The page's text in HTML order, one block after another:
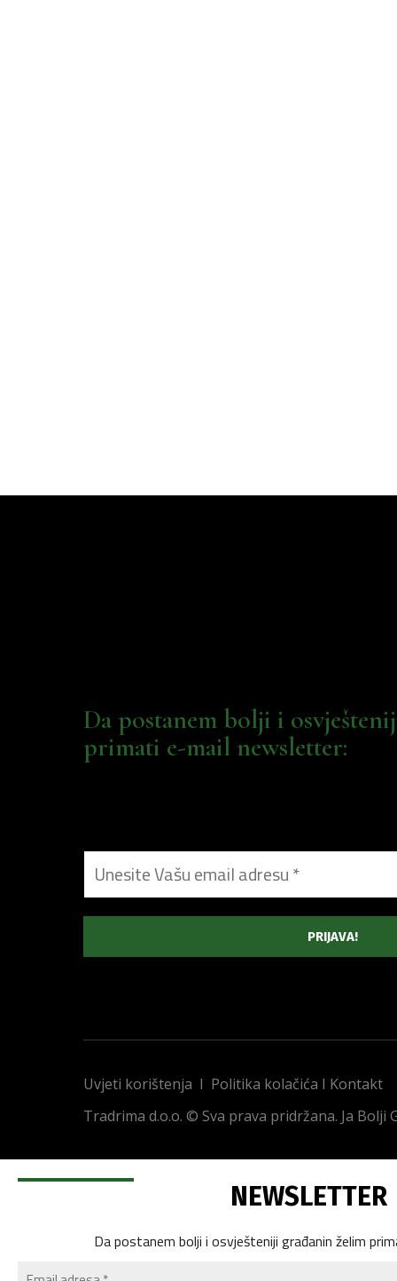
Da postanem bolji i
primati e-mail newsletter:
Uvjeti korištenja I Politika kolačića I Kontakt
Tradrima d.o.o. © Sva prava pridržana. Ja Bolji
NEWSLETTER
Da postanem bolji i osvješteniji građanin želim